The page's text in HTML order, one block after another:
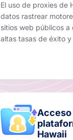
El uso de proxies de
datos rastrear
sitios web públicos a
altas tasas de éxito
Acceso
Hawaii